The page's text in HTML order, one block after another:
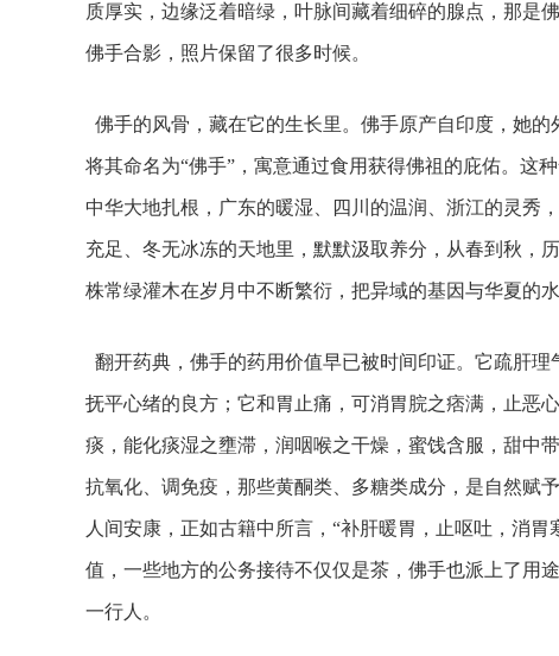
质厚实，边缘泛着暗绿，叶脉间藏着细碎的腺点，那是
佛手合影，照片保留了很多时候。
佛手的风骨，藏在它的生长里。佛手原产自印度，她
将其命名为“佛手”，寓意通过食用获得佛祖的庇佑。这
中华大地扎根，广东的暖湿、四川的温润、浙江的灵秀
充足、冬无冰冻的天地里，默默汲取养分，从春到秋，
株常绿灌木在岁月中不断繁衍，把异域的基因与华夏的
翻开药典，佛手的药用价值早已被时间印证。它疏肝
抚平心绪的良方；它和胃止痛，可消胃脘之痞满，止恶
痰，能化痰湿之壅滞，润咽喉之干燥，蜜饯含服，甜中
抗氧化、调免疫，那些黄酮类、多糖类成分，是自然赋
人间安康，正如古籍中所言，“补肝暖胃，止呕吐，消
值，一些地方的公务接待不仅仅是茶，佛手也派上了用
一行人。